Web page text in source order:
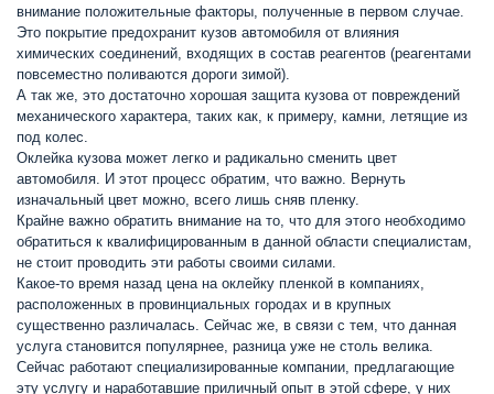
внимание положительные факторы, полученные в первом случае.
Это покрытие предохранит кузов автомобиля от влияния
химических соединений, входящих в состав реагентов (реагентами
повсеместно поливаются дороги зимой).
А так же, это достаточно хорошая защита кузова от повреждений
механического характера, таких как, к примеру, камни, летящие из
под колес.
Оклейка кузова может легко и радикально сменить цвет
автомобиля. И этот процесс обратим, что важно. Вернуть
изначальный цвет можно, всего лишь сняв пленку.
Крайне важно обратить внимание на то, что для этого необходимо
обратиться к квалифицированным в данной области специалистам,
не стоит проводить эти работы своими силами.
Какое-то время назад цена на оклейку пленкой в компаниях,
расположенных в провинциальных городах и в крупных
существенно различалась. Сейчас же, в связи с тем, что данная
услуга становится популярнее, разница уже не столь велика.
Сейчас работают специализированные компании, предлагающие
эту услугу и наработавшие приличный опыт в этой сфере, у них